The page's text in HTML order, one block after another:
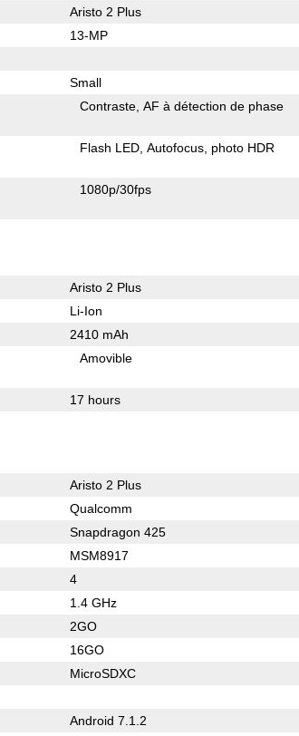
Aristo 2 Plus
13-MP
Small
Contraste AF à détection de phase
Flash LED Autofocus photo HDR
1080p/30fps
Aristo 2 Plus
Li-Ion
2410 mAh
Amovible
17 hours
Aristo 2 Plus
Qualcomm
Snapdragon 425
MSM8917
4
1.4 GHz
2GO
16GO
MicroSDXC
Android 7.1.2